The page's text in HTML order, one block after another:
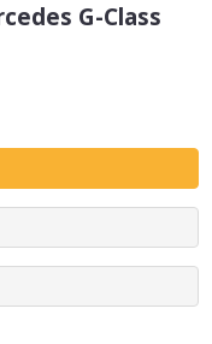
G-Class